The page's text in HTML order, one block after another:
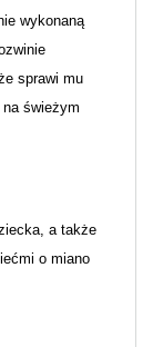
wykonaną
sprawi mu
świeżym
a także
o miano